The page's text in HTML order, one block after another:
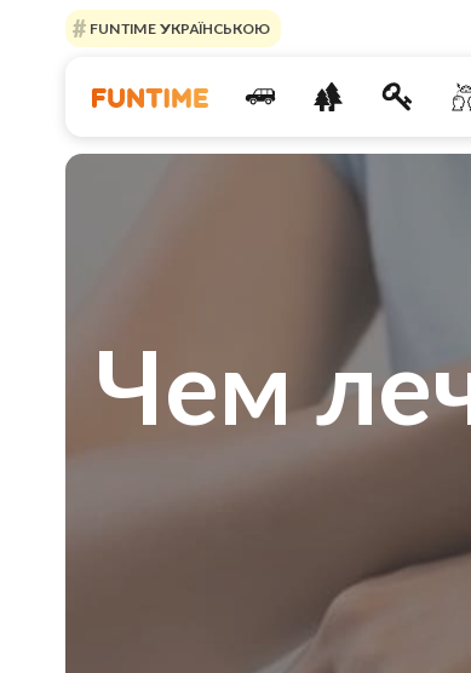
FUNTIME УКРАЇНСЬКОЮ
Чем